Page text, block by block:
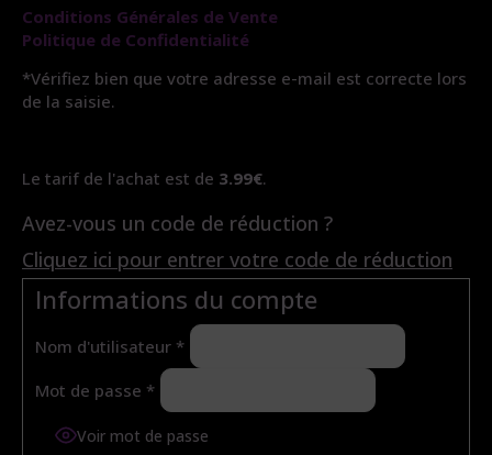
Conditions Générales de Vente
Politique de Confidentialité
*Vérifiez bien que votre adresse e-mail est correcte lors
de la saisie.
Le tarif de l'achat est de 3.99€.
Avez-vous un code de réduction ?
Cliquez ici pour entrer votre code de réduction
Informations du compte
Nom d'utilisateur *
Mot de passe *
Voir mot de passe